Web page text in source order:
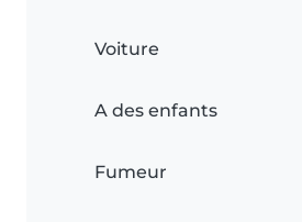
Voiture
A des enfants
Fumeur